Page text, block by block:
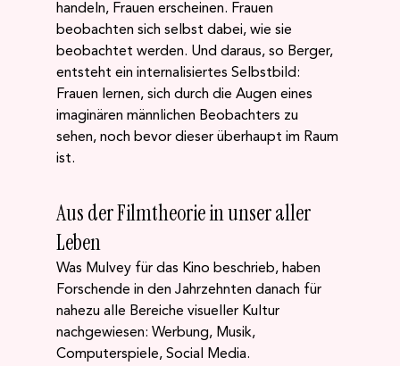
handeln, Frauen erscheinen. Frauen
beobachten sich selbst dabei, wie sie
beobachtet werden. Und daraus, so Berger,
entsteht ein internalisiertes Selbstbild:
Frauen lernen, sich durch die Augen eines
imaginären männlichen Beobachters zu
sehen, noch bevor dieser überhaupt im Raum
ist.
Aus der Filmtheorie in unser aller
Leben
Was Mulvey für das Kino beschrieb, haben
Forschende in den Jahrzehnten danach für
nahezu alle Bereiche visueller Kultur
nachgewiesen: Werbung, Musik,
Computerspiele, Social Media.